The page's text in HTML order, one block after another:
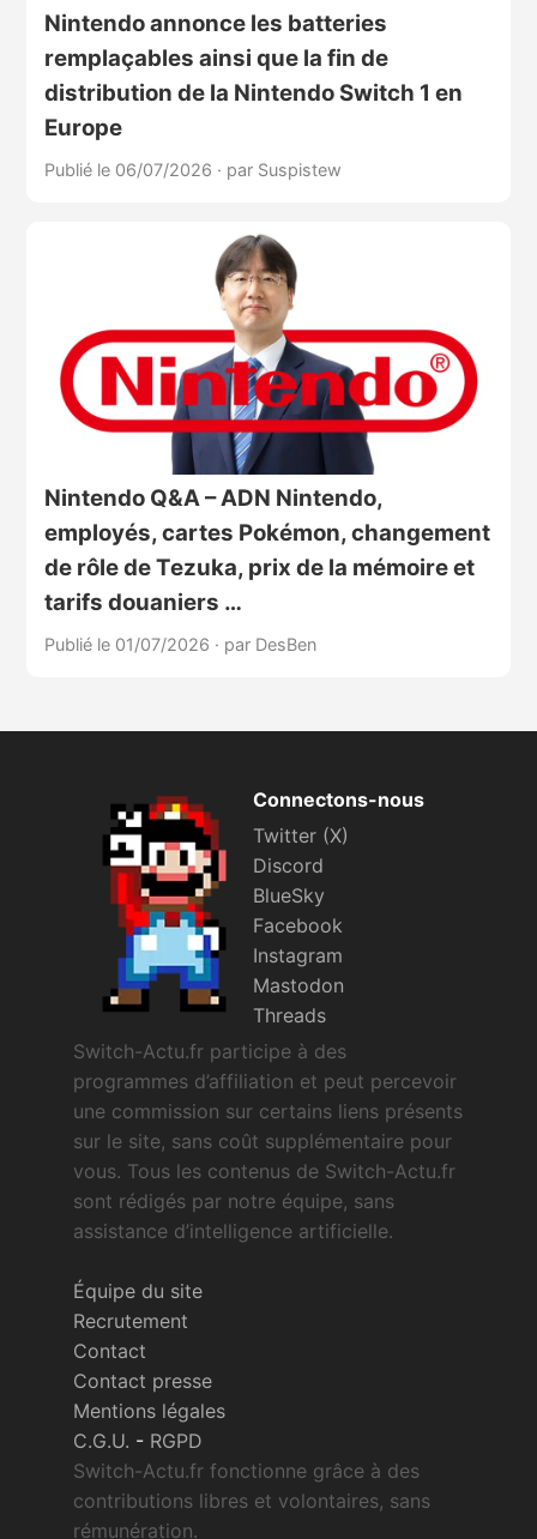
Nintendo annonce les batteries
remplaçables ainsi que la fin de
distribution de la Nintendo Switch 1 en
Europe
Publié le 06/07/2026 · par Suspistew
Nintendo Q&A – ADN Nintendo,
employés, cartes Pokémon, changement
de rôle de Tezuka, prix de la mémoire et
tarifs douaniers …
Publié le 01/07/2026 · par DesBen
Connectons-nous
Twitter (X)
Discord
BlueSky
Facebook
Instagram
Mastodon
Threads
Switch-Actu.fr participe à des
programmes d’affiliation et peut percevoir
une commission sur certains liens présents
sur le site, sans coût supplémentaire pour
vous. Tous les contenus de Switch-Actu.fr
sont rédigés par notre équipe, sans
assistance d’intelligence artificielle.
Équipe du site
Recrutement
Contact
Contact presse
Mentions légales
C.G.U. - RGPD
Switch-Actu.fr fonctionne grâce à des
contributions libres et volontaires, sans
rémunération.